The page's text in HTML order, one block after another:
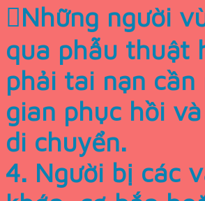
Những người
qua phẫu thuật
phải tai nạn
gian phục hồi
di chuyển.
4. Người bị các